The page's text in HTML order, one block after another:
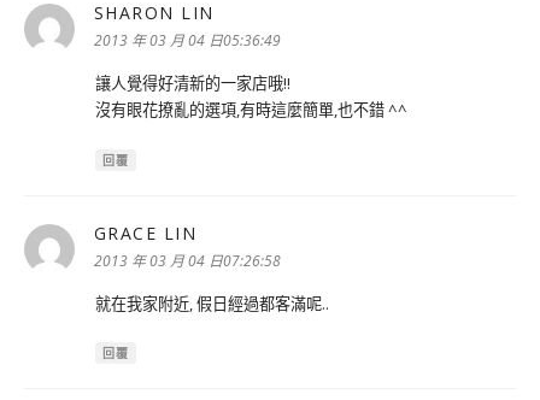
SHARON LIN
示:
2013 年 03 月 04 日05:36:49
讓人覺得好清新的一家店哦!!
沒有眼花撩亂的選項,有時這麼簡單,也不錯 ^^
回覆
GRACE LIN
示:
2013 年 03 月 04 日07:26:58
就在我家附近, 假日經過都客滿呢..
回覆